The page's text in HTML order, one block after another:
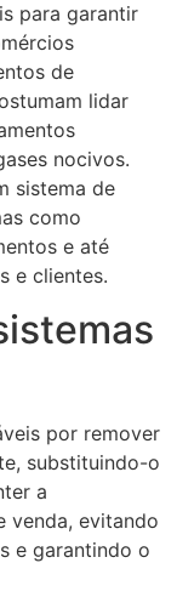
para garantir
de
lidar
nocivos.
sistema de
como
e até
e clientes.
por remover
substituindo-o
a
venda, evitando
e garantindo o